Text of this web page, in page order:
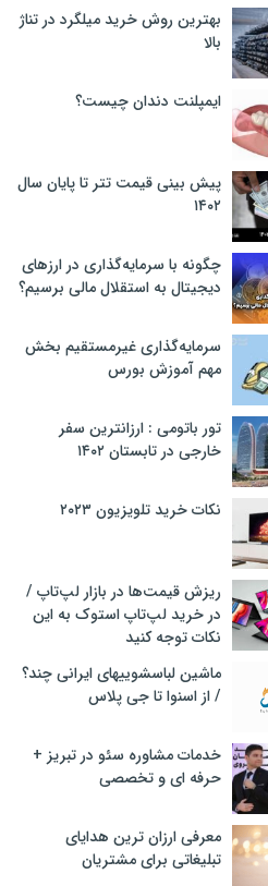
بهترین روش خرید میلگرد در تناژ
بالا
ایمپلنت دندان چیست؟
پیش بینی قیمت تتر تا پایان سال
۱۴۰۲
چگونه با سرمایه‌گذاری در ارزهای
دیجیتال به استقلال مالی برسیم؟
سرمایه‌گذاری غیرمستقیم بخش
مهم آموزش بورس
تور باتومی : ارزانترین سفر
خارجی در تابستان ۱۴۰۲
نکات خرید تلویزیون ۲۰۲۳
ریزش قیمت‌ها در بازار لپ‌تاپ /
در خرید لپ‌تاپ استوک به این
نکات توجه کنید
ماشین لباسشویی‎های ایرانی چند؟
/ از اسنوا تا جی پلاس
خدمات مشاوره سئو در تبریز +
حرفه ای و تخصصی
معرفی ارزان ترین هدایای
تبلیغاتی برای مشتریان